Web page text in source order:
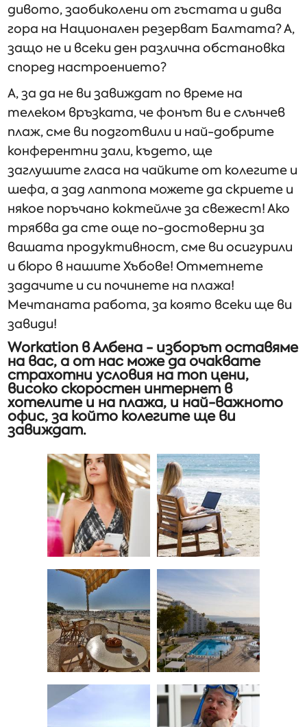
дивото, заобиколени от гъстата и дива
гора на Национален резерват Балтата? А,
защо не и всеки ден различна обстановка
според настроението?
А, за да не ви завиждат по време на
телеком връзката, че фонът ви е слънчев
плаж, сме ви подготвили и най-добрите
конферентни зали, където, ще
заглушите гласа на чайките от колегите и
шефа, а зад лаптопа можете да скриете и
някое поръчано коктейлче за свежест! Ако
трябва да сте още по-достоверни за
вашата продуктивност, сме ви осигурили
и бюро в нашите Хъбове! Отметнете
задачите и си починете на плажа!
Мечтаната работа, за която всеки ще ви
завиди!
Workation в Албена - изборът оставяме
на вас, а от нас може да очаквате
страхотни условия на топ цени,
високо скоростен интернет в
хотелите и на плажа, и най-важното
офис, за който колегите ще ви
завиждат.